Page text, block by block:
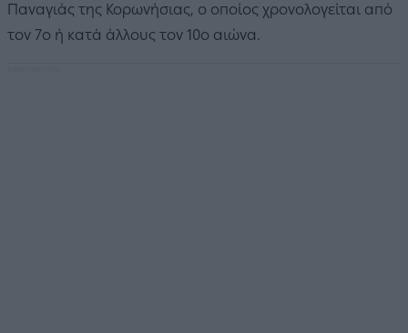
Παναγιάς της Κορωνήσιας, ο οποίος χρονολογείται από
τον 7ο ή κατά άλλους τον 10ο αιώνα.